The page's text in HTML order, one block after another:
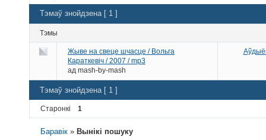
Тэмаў знойдзена [ 1 ]
Тэмы
Жыве на свеце шчасце / Вольга
Караткевіч / 2007 / mp3
ад mash-by-mash
Тэмаў знойдзена [ 1 ]
Старонкі 1
Баравік » Вынікі пошуку